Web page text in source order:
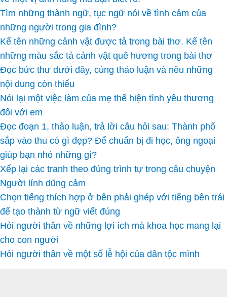
Tìm những thành ngữ, tục ngữ nói về tình cảm của
những người trong gia đình?
Kể tên những cảnh vật được tả trong bài thơ. Kể tên
những màu sắc tả cảnh vật quê hương trong bài thơ
Đọc bức thư dưới đây, cùng thảo luận và nêu những
nội dung còn thiếu
Nói lại một việc làm của mẹ thể hiện tình yêu thương
đối với em
Đọc đoạn 1, thảo luận, trả lời câu hỏi sau: Thành phố
sắp vào thu có gì đẹp? Để chuẩn bị đi học, ông ngoại
giúp bạn nhỏ những gì?
Xếp lại các tranh theo đúng trình tự trong câu chuyện
Người lính dũng cảm
Chọn tiếng thích hợp ở bên phải ghép với tiếng bên trái
để tạo thành từ ngữ viết đúng
Hỏi người thân về những lợi ích mà khoa học mang lại
cho con người
Hỏi người thân về một số lễ hội của dân tộc mình